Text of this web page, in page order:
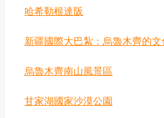
‌哈希勒根達阪
新疆國際大巴紮：烏魯木齊的
烏魯木齊南山風景區
‌甘家湖國家沙漠公園